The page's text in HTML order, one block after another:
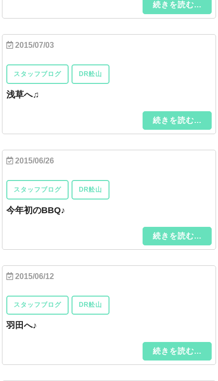
続きを読む...
2015/07/03
スタッフブログ DR舩山
浅草へ♫
続きを読む...
2015/06/26
スタッフブログ DR舩山
今年初のBBQ♪
続きを読む...
2015/06/12
スタッフブログ DR舩山
羽田へ♪
続きを読む...